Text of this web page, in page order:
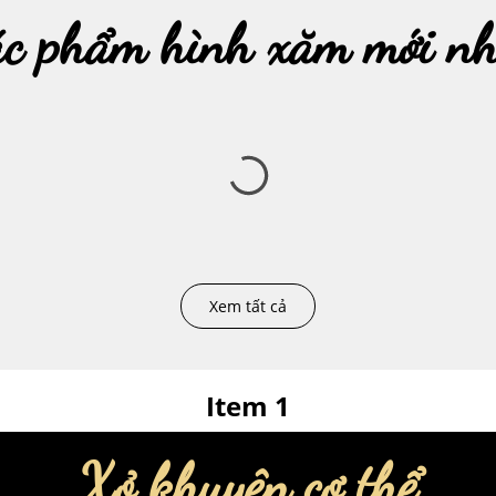
phẩm hình xăm mới
Xem tất cả
Item 1